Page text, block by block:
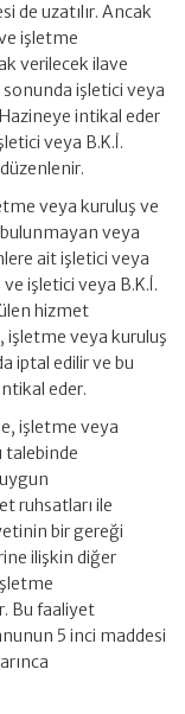
de uzatılır. Ancak
işletme
verilecek ilave
sonunda işletici veya
intikal eder
veya B.K.İ.
veya kuruluş ve
veya
ait işletici veya
işletici veya B.K.İ.
hizmet
işletme veya kuruluş
iptal edilir ve bu
eder.
işletme veya
talebinde
ruhsatları ile
bir gereği
ilişkin diğer
Bu faaliyet
5 inci maddesi